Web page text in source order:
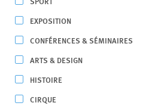
EXPOSITION
CONFÉRENCES & SÉMINAIRES
ARTS & DESIGN
HISTOIRE
CIRQUE